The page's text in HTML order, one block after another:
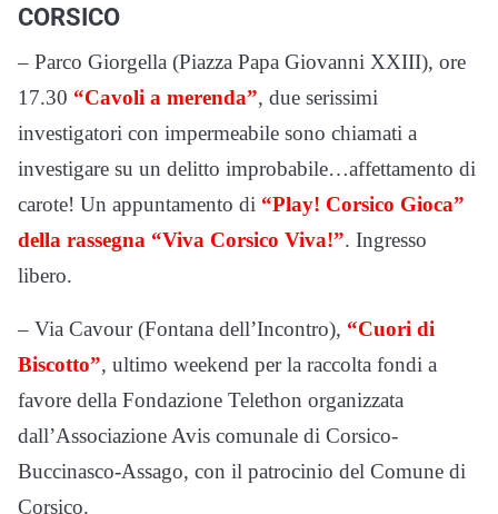
CORSICO
– Parco Giorgella (Piazza Papa Giovanni XXIII), ore
17.30 “Cavoli a merenda”, due serissimi
investigatori con impermeabile sono chiamati a
investigare su un delitto improbabile…affettamento di
carote! Un appuntamento di “Play! Corsico Gioca”
della rassegna “Viva Corsico Viva!”. Ingresso
libero.
– Via Cavour (Fontana dell’Incontro), “Cuori di
Biscotto”, ultimo weekend per la raccolta fondi a
favore della Fondazione Telethon organizzata
dall’Associazione Avis comunale di Corsico-
Buccinasco-Assago, con il patrocinio del Comune di
Corsico.